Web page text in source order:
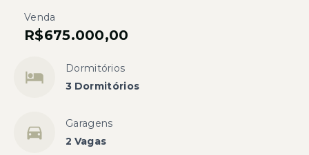
Venda
R$675.000,00
Dormitórios
3 Dormitórios
Garagens
2 Vagas